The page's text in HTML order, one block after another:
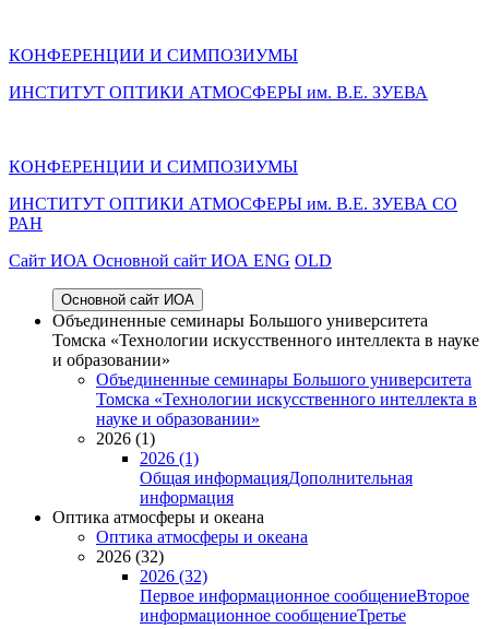
КОНФЕРЕНЦИИ И СИМПОЗИУМЫ
ИНСТИТУТ ОПТИКИ АТМОСФЕРЫ им. В.Е. ЗУЕВА
КОНФЕРЕНЦИИ И СИМПОЗИУМЫ
ИНСТИТУТ ОПТИКИ АТМОСФЕРЫ им. В.Е. ЗУЕВА СО
РАН
Cайт ИОА Основной сайт ИОА ENG OLD
Основной сайт ИОА
Объединенные семинары Большого университета
Томска «Технологии искусственного интеллекта в науке
и образовании»
Объединенные семинары Большого университета
Томска «Технологии искусственного интеллекта в
науке и образовании»
2026 (1)
2026 (1)
Общая информацияДополнительная
информация
Оптика атмосферы и океана
Оптика атмосферы и океана
2026 (32)
2026 (32)
Первое информационное сообщениеВторое
информационное сообщениеТретье